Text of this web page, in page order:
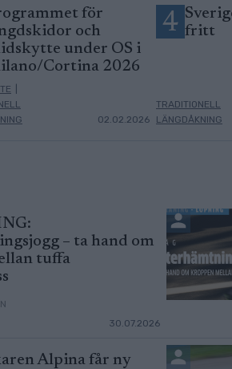
för
och
under OS i
Cortina 2026
02.02.2026
4 fritt
TRADITIONELL
LÄNGDÅKNING
– ta hand om
tuffa
30.07.2026
Alpina får ny